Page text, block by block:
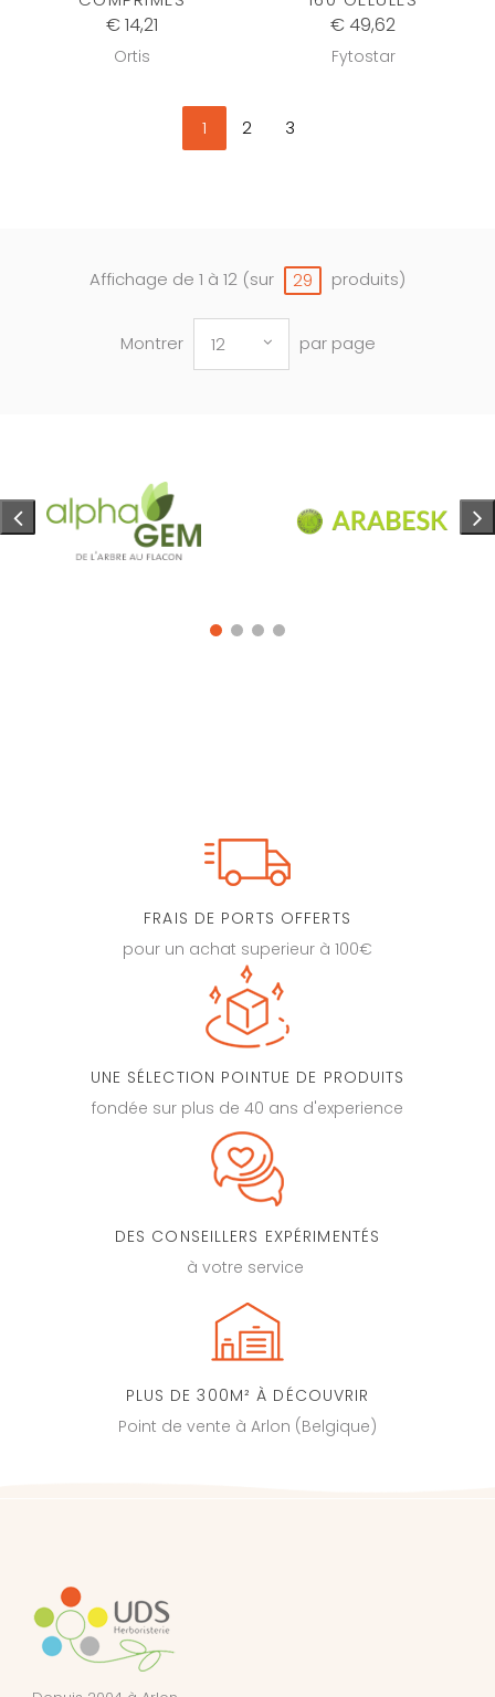
€ 14,21
Ortis
€ 49,62
Fytostar
1 2 3
Affichage de 1 à 12 (sur 29 produits)
Montrer 12 par page
FRAIS DE PORTS OFFERTS
pour un achat superieur à 100€
UNE SÉLECTION POINTUE DE PRODUITS
fondée sur plus de 40 ans d'experience
DES CONSEILLERS EXPÉRIMENTÉS
à votre service
PLUS DE 300M² À DÉCOUVRIR
Point de vente à Arlon (Belgique)